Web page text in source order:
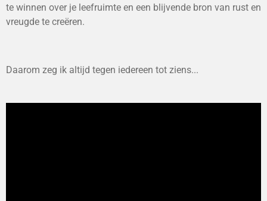
te winnen over je leefruimte en een blijvende bron van rust en
vreugde te creëren.
Daarom zeg ik altijd tegen iedereen tot ziens...